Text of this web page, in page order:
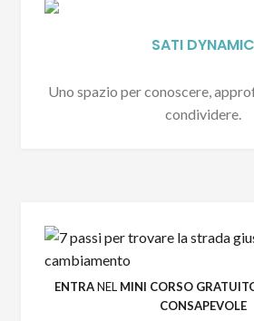
SATI DYNAMIC
Uno spazio per conoscere,
condividere.
ENTRANELMINI CORSO
CONSAPEVOLE